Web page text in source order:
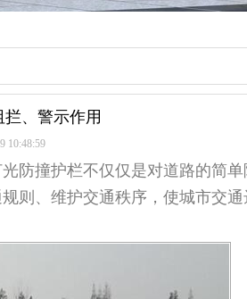
、警示作用
10:48:59
撞护栏不仅仅是对道路的简单
则、维护交通秩序，使城市交通